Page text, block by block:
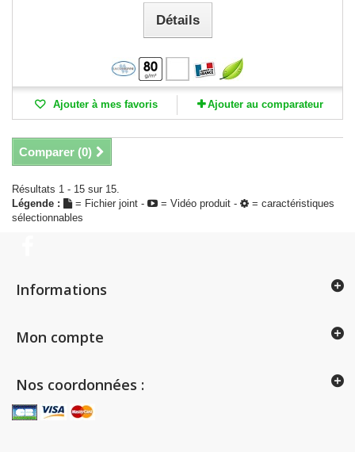
Détails
Ajouter à mes favoris Ajouter au comparateur
Comparer (0)
Résultats 1 - 15 sur 15.
Légende :
= Fichier joint - = Vidéo produit -
= caractéristiques
sélectionnables
Informations
Mon compte
Nos coordonnées :